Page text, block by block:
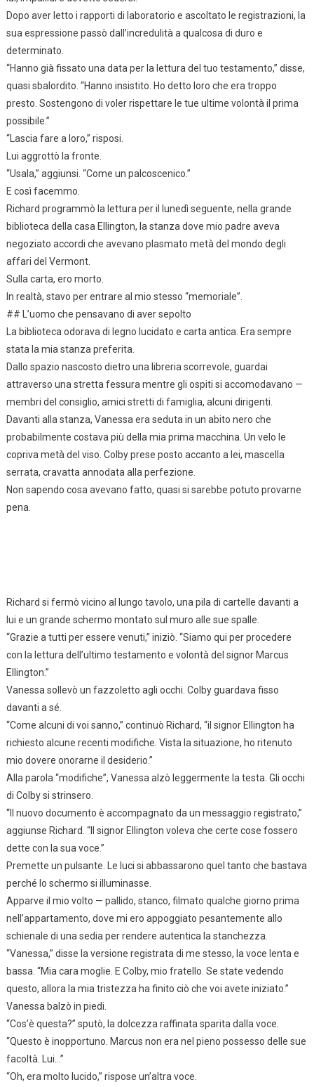
Dopo aver letto i rapporti di laboratorio e ascoltato le registrazioni, la
sua espressione passò dall’incredulità a qualcosa di duro e
determinato.
“Hanno già fissato una data per la lettura del tuo testamento,” disse,
quasi sbalordito. “Hanno insistito. Ho detto loro che era troppo
presto. Sostengono di voler rispettare le tue ultime volontà il prima
possibile.”
“Lascia fare a loro,” risposi.
Lui aggrottò la fronte.
“Usala,” aggiunsi. “Come un palcoscenico.”
E così facemmo.
Richard programmò la lettura per il lunedì seguente, nella grande
biblioteca della casa Ellington, la stanza dove mio padre aveva
negoziato accordi che avevano plasmato metà del mondo degli
affari del Vermont.
Sulla carta, ero morto.
In realtà, stavo per entrare al mio stesso “memoriale”.
## L’uomo che pensavano di aver sepolto
La biblioteca odorava di legno lucidato e carta antica. Era sempre
stata la mia stanza preferita.
Dallo spazio nascosto dietro una libreria scorrevole, guardai
attraverso una stretta fessura mentre gli ospiti si accomodavano —
membri del consiglio, amici stretti di famiglia, alcuni dirigenti.
Davanti alla stanza, Vanessa era seduta in un abito nero che
probabilmente costava più della mia prima macchina. Un velo le
copriva metà del viso. Colby prese posto accanto a lei, mascella
serrata, cravatta annodata alla perfezione.
Non sapendo cosa avevano fatto, quasi si sarebbe potuto provarne
pena.
Richard si fermò vicino al lungo tavolo, una pila di cartelle davanti a
lui e un grande schermo montato sul muro alle sue spalle.
“Grazie a tutti per essere venuti,” iniziò. “Siamo qui per procedere
con la lettura dell’ultimo testamento e volontà del signor Marcus
Ellington.”
Vanessa sollevò un fazzoletto agli occhi. Colby guardava fisso
davanti a sé.
“Come alcuni di voi sanno,” continuò Richard, “il signor Ellington ha
richiesto alcune recenti modifiche. Vista la situazione, ho ritenuto
mio dovere onorarne il desiderio.”
Alla parola “modifiche”, Vanessa alzò leggermente la testa. Gli occhi
di Colby si strinsero.
“Il nuovo documento è accompagnato da un messaggio registrato,”
aggiunse Richard. “Il signor Ellington voleva che certe cose fossero
dette con la sua voce.”
Premette un pulsante. Le luci si abbassarono quel tanto che bastava
perché lo schermo si illuminasse.
Apparve il mio volto — pallido, stanco, filmato qualche giorno prima
nell’appartamento, dove mi ero appoggiato pesantemente allo
schienale di una sedia per rendere autentica la stanchezza.
“Vanessa,” disse la versione registrata di me stesso, la voce lenta e
bassa. “Mia cara moglie. E Colby, mio fratello. Se state vedendo
questo, allora la mia tristezza ha finito ciò che voi avete iniziato.”
Vanessa balzò in piedi.
“Cos’è questa?” sputò, la dolcezza raffinata sparita dalla voce.
“Questo è inopportuno. Marcus non era nel pieno possesso delle sue
facoltà. Lui…”
“Oh, era molto lucido,” rispose un’altra voce.